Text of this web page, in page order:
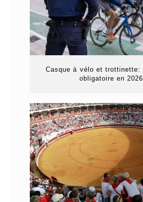
Casque à vélo et trottinette:
obligatoire en 2026